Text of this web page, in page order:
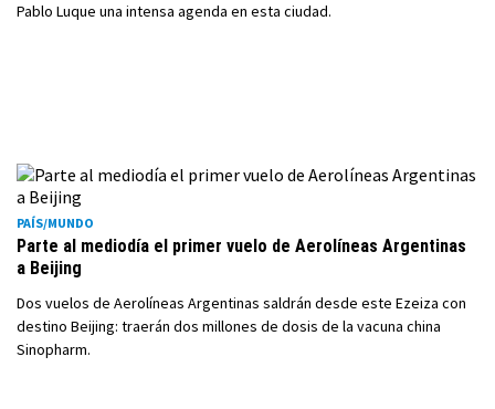
Pablo Luque una intensa agenda en esta ciudad.
PAÍS/MUNDO
Parte al mediodía el primer vuelo de Aerolíneas Argentinas
a Beijing
Dos vuelos de Aerolíneas Argentinas saldrán desde este Ezeiza con
destino Beijing: traerán dos millones de dosis de la vacuna china
Sinopharm.